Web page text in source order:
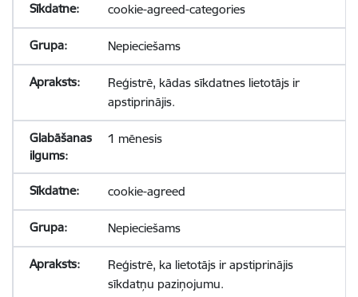
cookie-agreed-categories
Nepieciešams
Reģistrē, kādas sīkdatnes lietotājs ir
apstiprinājis.
1 mēnesis
cookie-agreed
Nepieciešams
Reģistrē, ka lietotājs ir apstiprinājis
sīkdatņu paziņojumu.